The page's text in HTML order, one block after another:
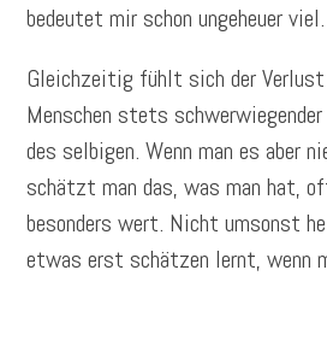
bedeutet mir schon ungeheuer viel.
Gleichzeitig fühlt sich der
Menschen stets
des selbigen. Wenn man es aber
schätzt man das, was man hat,
besonders wert. Nicht umsonst
etwas erst schätzen lernt, wenn